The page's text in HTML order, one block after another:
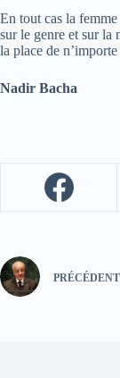
En tout cas la
sur le genre et sur la
la place de
Nadir Bacha
PRÉCÉDENT